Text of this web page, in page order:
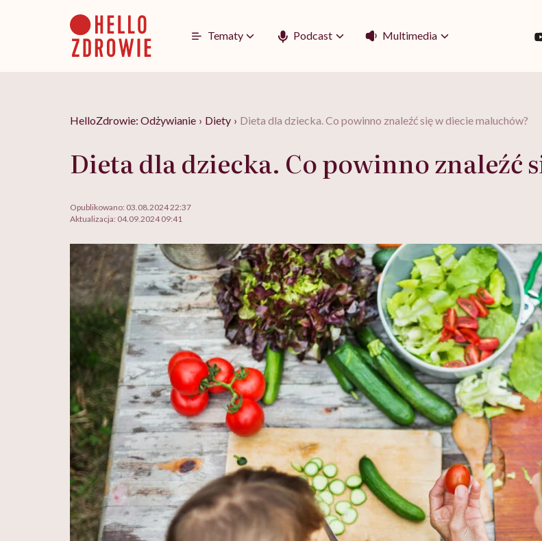
Tematy Podcast Multimedia
HelloZdrowie: Odżywianie › Diety › Dieta dla dziecka. Co powinno znaleźć się w diecie maluchów?
Dieta dla dziecka. Co powinno znaleźć
Opublikowano: 03.08.2024 22:37
Aktualizacja: 04.09.2024 09:41